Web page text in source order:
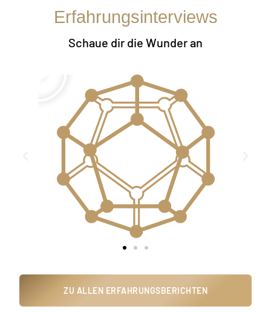
Erfahrungsinterviews
Schaue dir die Wunder an
ZU ALLEN ERFAHRUNGSBERICHTEN